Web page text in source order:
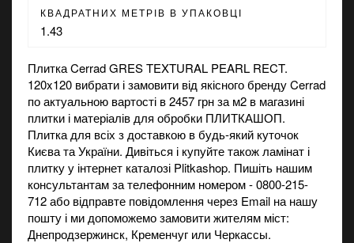
КВАДРАТНИХ МЕТРІВ В УПАКОВЦІ
1.43
Плитка Cerrad GRES TEXTURAL PEARL RECT.
120x120 вибрати і замовити від якісного бренду Cerrad
по актуальною вартості в 2457 грн за м2 в магазині
плитки і матеріалів для обробки ПЛИТКАШОП.
Плитка для всіх з доставкою в будь-який куточок
Києва та України. Дивіться і купуйте також ламінат і
плиткуу інтернет каталозі Plitkashop. Пишіть нашим
консультантам за телефонним номером - 0800-215-
712 або відправте повідомлення через Email на нашу
пошту і ми допоможемо замовити жителям міст:
Днепродзержинск, Кременчуг или Черкассы.